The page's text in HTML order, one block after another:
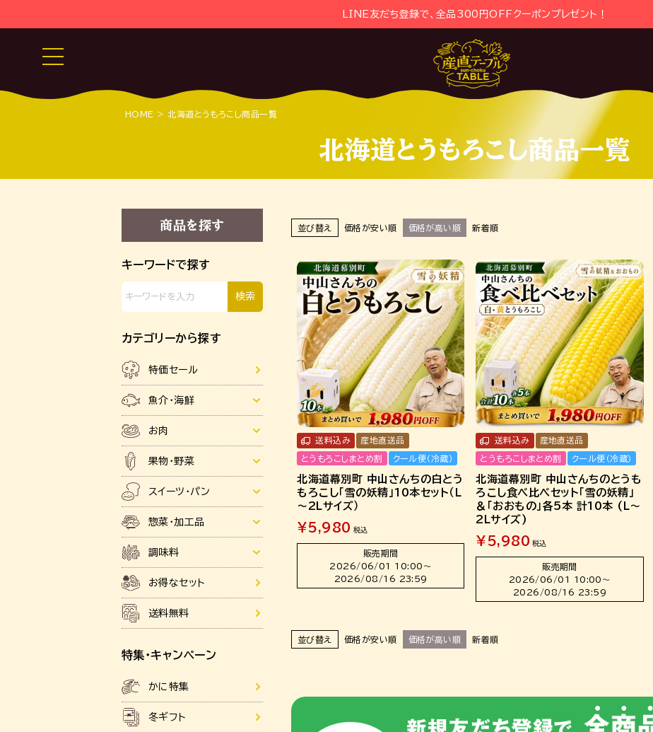
LINE友だち登録で、全品300円OFFクーポンプレゼント！
HOME 北海道とうもろこし商品一覧
北海道とうもろこし商品一覧
商品を探す
キーワードで探す
カテゴリーから探す
特価セール
魚介・海鮮
お肉
果物・野菜
スイーツ・パン
惣菜・加工品
調味料
お得なセット
送料無料
特集・キャンペーン
かに特集
冬ギフト
並び替え 価格が安い順 価格が高い順 新着順
北海道幕別町 中山さんちの白とう
もろこし「雪の妖精」10本セット（L
～2Lサイズ）
送料込み 産地直送品
とうもろこしまとめ割 クール便（冷蔵）
¥ 5,980 税込
販売期間
2026/06/01 10:00 〜
2026/08/16 23:59
北海道幕別町 中山さんちのとうも
ろこし食べ比べセット「雪の妖精」
＆「おおもの」各5本 計10本 (L～
2Lサイズ)
送料込み 産地直送品
とうもろこしまとめ割 クール便（冷蔵）
¥ 5,980 税込
販売期間
2026/06/01 10:00 〜
2026/08/16 23:59
並び替え 価格が安い順 価格が高い順 新着順